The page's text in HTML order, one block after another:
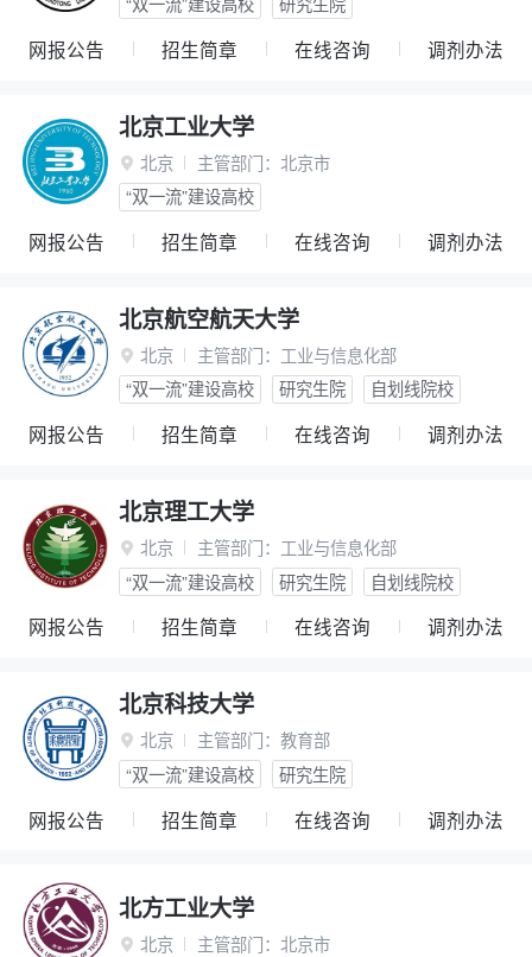
网报公告 招生简章 在线咨询 调剂办法
北京工业大学
 北京 主管部门： 北京市
“双一流”建设高校
网报公告 招生简章 在线咨询 调剂办法
北京航空航天大学
 北京 主管部门： 工业与信息化部
“双一流”建设高校
研究生院 自划线院校
网报公告 招生简章 在线咨询 调剂办法
北京理工大学
 北京 主管部门： 工业与信息化部
“双一流”建设高校
研究生院 自划线院校
网报公告 招生简章 在线咨询 调剂办法
北京科技大学
 北京 主管部门： 教育部
“双一流”建设高校
研究生院
网报公告 招生简章 在线咨询 调剂办法
北方工业大学
 北京 主管部门： 北京市